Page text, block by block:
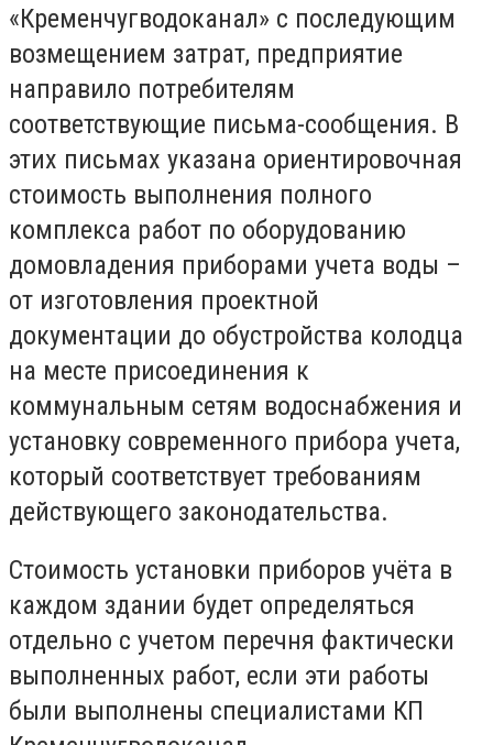
«Кременчугводоканал» с последующим
возмещением затрат, предприятие
направило потребителям
соответствующие письма-сообщения. В
этих письмах указана ориентировочная
стоимость выполнения полного
комплекса работ по оборудованию
домовладения приборами учета воды –
от изготовления проектной
документации до обустройства колодца
на месте присоединения к
коммунальным сетям водоснабжения и
установку современного прибора учета,
который соответствует требованиям
действующего законодательства.
Стоимость установки приборов учёта в
каждом здании будет определяться
отдельно с учетом перечня фактически
выполненных работ, если эти работы
были выполнены специалистами КП